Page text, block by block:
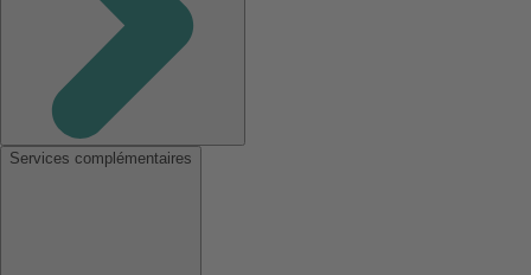
Services complémentaires